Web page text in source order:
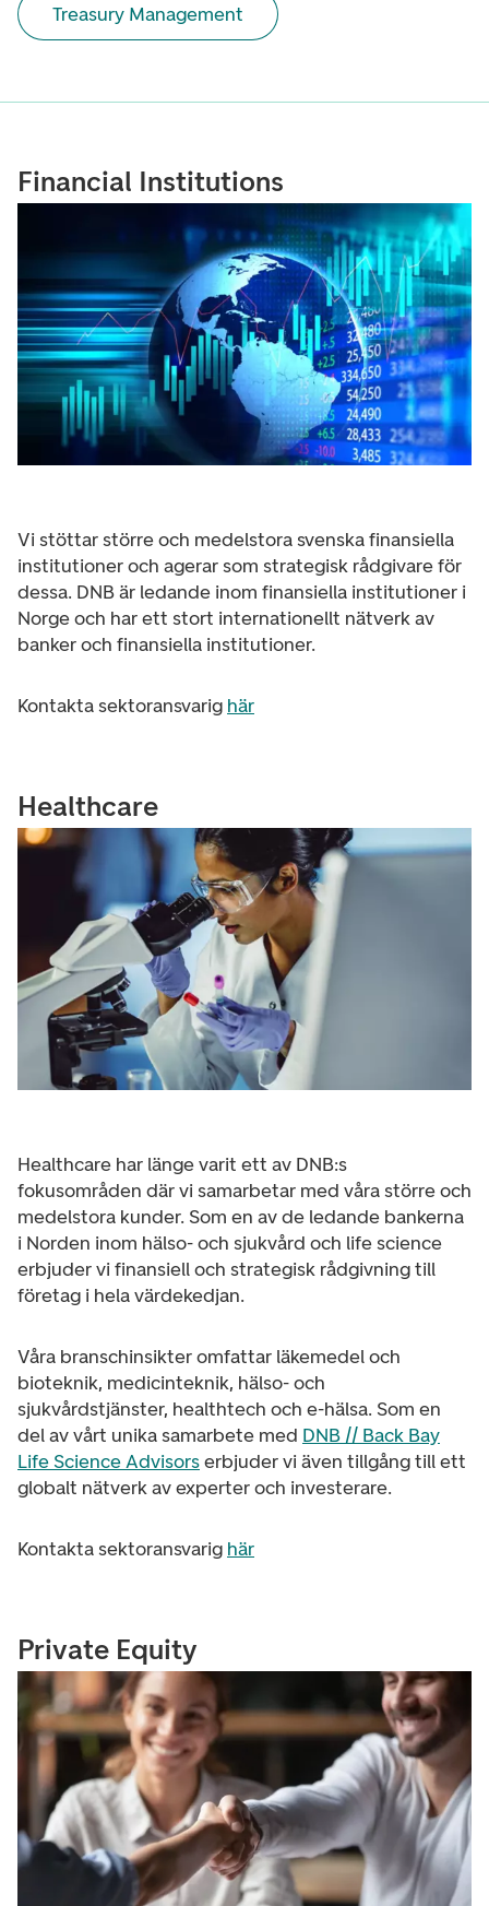
Treasury Management
Financial Institutions
Vi stöttar större och medelstora svenska finansiella
institutioner och agerar som strategisk rådgivare för
dessa. DNB är ledande inom finansiella institutioner i
Norge och har ett stort internationellt nätverk av
banker och finansiella institutioner.
Kontakta sektoransvarig här
Healthcare
Healthcare har länge varit ett av DNB:s
fokusområden där vi samarbetar med våra större och
medelstora kunder. Som en av de ledande bankerna
i Norden inom hälso- och sjukvård och life science
erbjuder vi finansiell och strategisk rådgivning till
företag i hela värdekedjan.
Våra branschinsikter omfattar läkemedel och
bioteknik, medicinteknik, hälso- och
sjukvårdstjänster, healthtech och e-hälsa. Som en
del av vårt unika samarbete med DNB // Back Bay
Life Science Advisorserbjuder vi även tillgång till ett
globalt nätverk av experter och investerare.
Kontakta sektoransvarig här
Private Equity